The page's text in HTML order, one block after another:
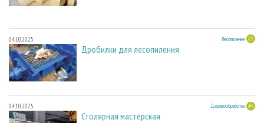
04.10.2025 Лесопиление
Дробилки для лесопиления
04.10.2025 Деревообработка
Столярная мастерская